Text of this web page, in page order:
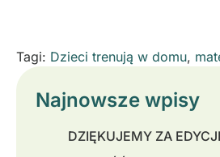
Tagi: Dzieci trenują w domu,
Najnowsze wpisy
DZIĘKUJEMY ZA